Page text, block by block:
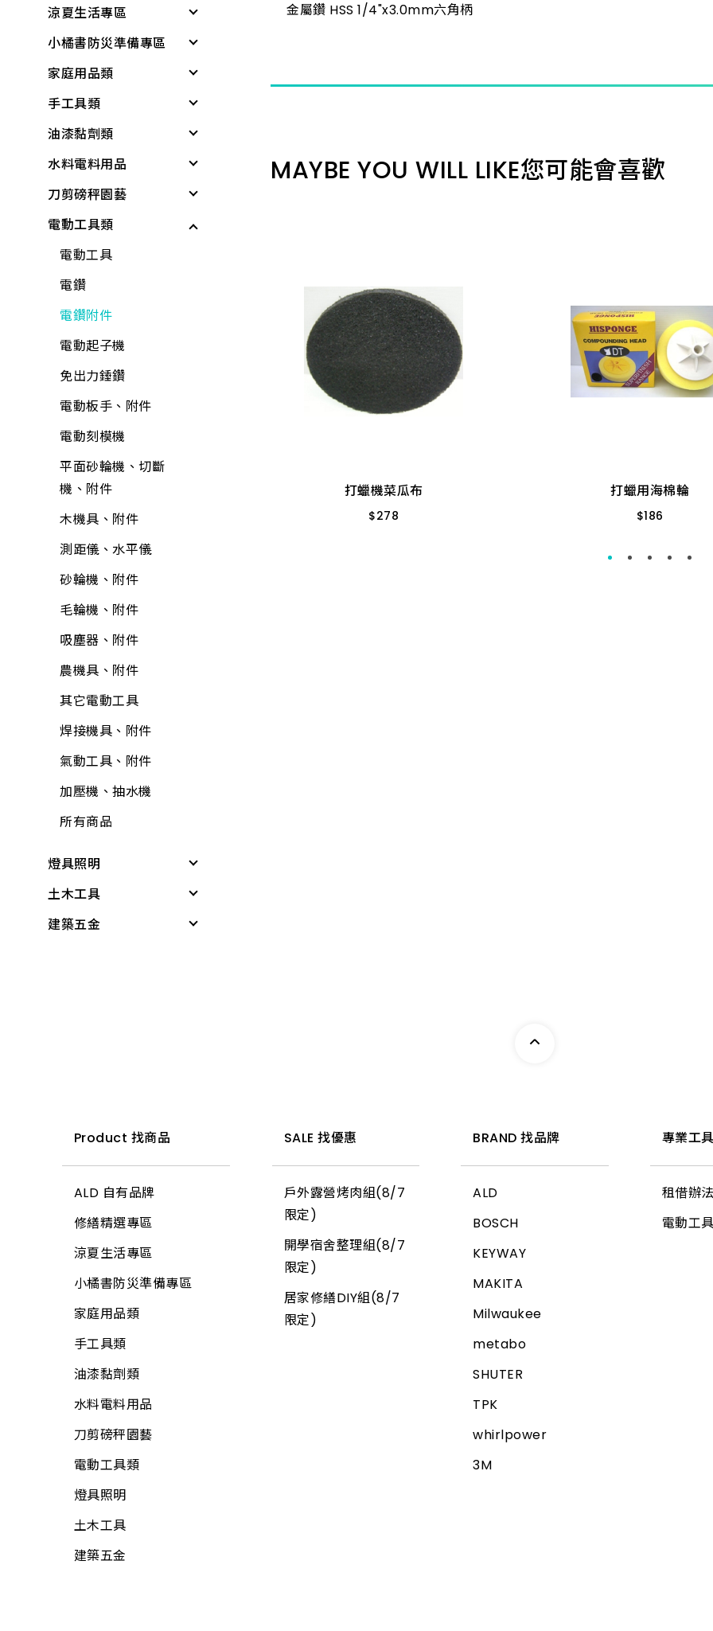
電燈
文具用品
個人清潔衛生用品
居家生活
雨具
廚房用具
蓮蓬頭、沖洗器
電動起子機
水泥砂、填縫劑
稀釋劑
木器漆
工具組
水龍頭組
加壓機、抽水機
包裝材料
平面砂輪機、切斷
機、附件
各式剪刀
ALD延長線
油漆工具
矽利康、填縫膠
氣動工具、附件
逆滲透、淨水器、過
濾器、逆滲透附件
清掃用具
塑鋼土
鉗
電線
螺絲.壁虎(膨脹螺絲)
所有商品
修繕工具
工作防護
居家生活
所有商品
涼夏生活專區
涼感降溫
戶外遮陽
夏季防護
夏日清爽
所有商品
小橘書防災準備專區
緊急照明與多功能工
具
基本工具與應變器材
繩索與固定材料
個人防護與安全
儲水與應急用品
所有商品
家庭用品類
個人清潔衛生用品
衛浴用品
洗衣、晾曬用品
廚房用品
保鮮膜、保鮮盒、保
鮮袋
水壺、水杯、水瓶
打火機、瓦斯爐
折疊桌、椅、收納櫃
水桶、垃圾桶、油桶
水盆、腳桶
置物收納
巧拼墊、地墊
清掃用具
清潔劑
芳香、除臭、除濕劑
防蟲、殺蟲劑
消毒、殺菌
居家生活
居家安全
3C用品
冷氣、電視搖控器
汽、機車用品
文具用品
包裝材料
手工具類
螺絲起子
板手
套筒工具
工具組
鉗
剪
鑷子
夾具
螺絲工具
銼刀、研磨
鐵工用品
其他手工具
工具箱、零件盒
清洗劑
吊掛用品
輪
護具
所有商品
油漆黏劑類
黏劑
塑鋼土
矽利康、填縫劑
稀釋劑
水泥漆、乳膠漆
調合漆、油漆
木器漆
噴漆
防水漆
防壁癌、除霉
水泥砂、填縫劑
油漆工具
黏劑工具
研磨工具
牛油、潤滑油
所有商品
水料電料用品
水龍頭組
龍頭組附件
蓮蓬頭、沖洗器
水龍頭
外牙、三通
水栓附件
鋼絲軟管
面盆、水槽
流理台附件
面盆附件
排水口、地板落水
馬桶、水箱附件
鏡箱
抽排風機
逆滲透、淨水器、過
濾器、逆滲透配件
熱水器、附件
洗衣機附件
冷氣附件
水塔、水塔附件
水管夾具(管束、管
夾)
不銹鋼(銅)接頭
PVC管、鐵管
PVC管接頭
開關箱、接線盒
刀剪磅秤園藝
各式剪刀
各式刀具
磅秤、電子秤
花盆
培養土
肥料
噴水壺
園藝用具
寵物用品
驅除害蟲用具
捕蟲網
防曬用品
固定繩、鍊
所有商品
電動工具類
電動工具
電鑽
電鑽附件
電動起子機
免出力錘鑽
電動板手、附件
電動刻模機
平面砂輪機、切斷
機、附件
木機具、附件
測距儀、水平儀
砂輪機、附件
毛輪機、附件
吸塵器、附件
農機具、附件
其它電動工具
焊接機具、附件
氣動工具、附件
加壓機、抽水機
所有商品
燈具照明
其他燈具
感應燈具
小燈泡
所有商品
土木工具
無塵室商品
鏟、扒
推水、土平、杓
土地界標
彎筋拉桿
畚箕
抹刀、推刀
補杯、漆刀
水泥、磁磚用具
鑿刀
各式木柄
電動工具附件
工具袋
S腰帶
高空安全帶
建築五金
天花板
地磚
玻璃
信箱
鉤類
螺絲
自功螺絲
壁虎(膨脹螺絲)
板模線材
線材
木材
板材
網材
水電角鋼
釘類
金屬鑽 HSS 1/4"x3.0mm六角柄
MAYBE YOU WILL LIKE您可能會喜歡
切.熔防爆接頭
$ 660
切.熔防爆接頭
$660
管正.反 整組/2入
打蠟機菜瓜布
$278
打蠟機菜瓜布
打蠟用海棉輪
$186
Product 找商品
ALD 自有品牌
修繕精選專區
涼夏生活專區
小橘書防災準備專區
家庭用品類
手工具類
油漆黏劑類
水料電料用品
刀剪磅秤園藝
電動工具類
燈具照明
土木工具
建築五金
SALE 找優惠
戶外露營烤肉組(8/7
限定)
開學宿舍整理組(8/7
限定)
居家修繕DIY組(8/7
限定)
BRAND 找品牌
ALD
BOSCH
KEYWAY
MAKITA
Milwaukee
metabo
SHUTER
TPK
whirlpower
3M
專業工
租借辦法
電動工